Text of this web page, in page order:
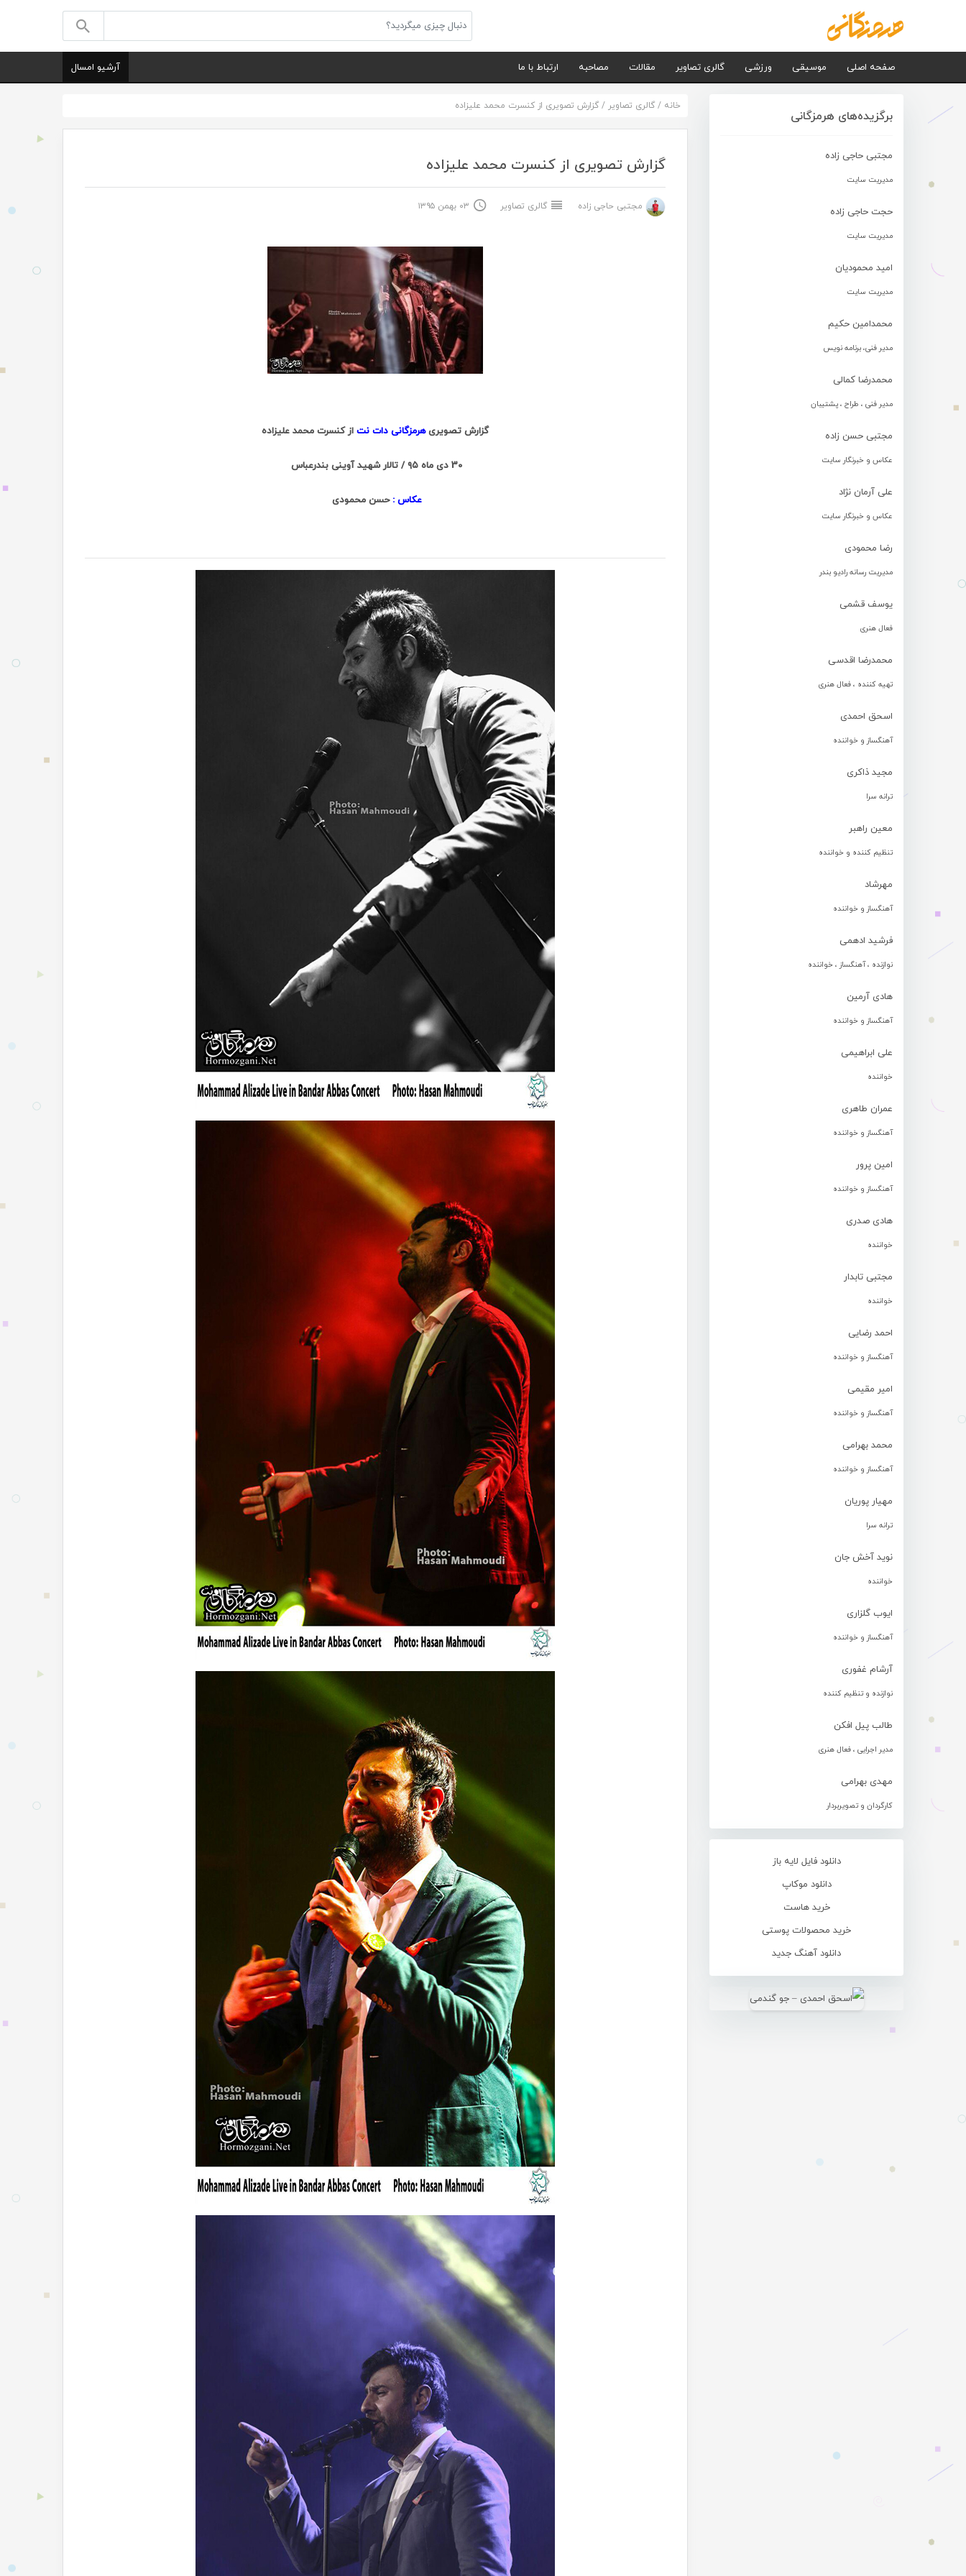
صفحه اصلی موسیقی ورزشی گالری تصاویر مقالات مصاحبه ارتباط با ما آرشیو امسال
برگزیده‌های هرمزگانی
مجتبی حاجی زاده
مدیریت سایت
حجت حاجی زاده
مدیریت سایت
امید محمودیان
مدیریت سایت
محمدامین حکیم
مدیر فنی، برنامه نویس
محمدرضا کمالی
مدیر فنی ، طراح ، پشتیبان
مجتبی حسن زاده
عکاس و خبرنگار سایت
علی آرمان نژاد
عکاس و خبرنگار سایت
رضا محمودی
مدیریت رسانه رادیو بندر
یوسف قشمی
فعال هنری
محمدرضا اقدسی
تهیه کننده ، فعال هنری
اسحق احمدی
آهنگساز و خواننده
مجید ذاکری
ترانه سرا
معین راهبر
تنظیم کننده و خواننده
مهرشاد
آهنگساز و خواننده
فرشید ادهمی
نوازنده ، آهنگساز ، خواننده
هادی آرمین
آهنگساز و خواننده
علی ابراهیمی
خواننده
عمران طاهری
آهنگساز و خواننده
امین پرور
آهنگساز و خواننده
هادی صدری
خواننده
مجتبی تابدار
خواننده
احمد رضایی
آهنگساز و خواننده
امیر مقیمی
آهنگساز و خواننده
محمد بهرامی
آهنگساز و خواننده
مهیار پوریان
ترانه سرا
نوید آخش جان
خواننده
ایوب گلزاری
آهنگساز و خواننده
آرشام غفوری
نوازنده و تنظیم کننده
طالب پیل افکن
مدیر اجرایی ، فعال هنری
مهدی بهرامی
کارگردان و تصویربردار
دانلود فایل لایه باز
دانلود موکاپ
خرید هاست
خرید محصولات پوستی
دانلود آهنگ جدید
خانه / گالری تصاویر / گزارش تصویری از کنسرت محمد علیزاده
گزارش تصویری از کنسرت محمد علیزاده
مجتبی حاجی زاده گالری تصاویر ۰۳ بهمن ۱۳۹۵
گزارش تصویریهرمزگانی دات نت از کنسرت محمد علیزاده
30 دی ماه ۹۵ / تالار شهید آوینی بندرعباس
عکاس : حسن محمودی